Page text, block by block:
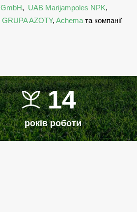
, UAB Marijampoles NPK,
GRUPA AZOTY, Achema та компанії
14
років роботи